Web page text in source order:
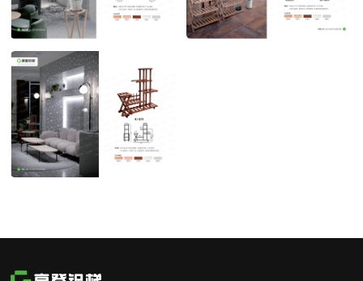
米兰系列 多功能花架1
POST TIME:2023-04-27